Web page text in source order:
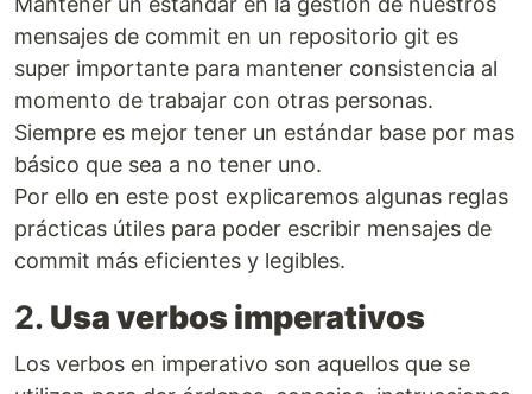
mensajes de commit en un repositorio git es
super importante para mantener consistencia al
momento de trabajar con otras personas.
Siempre es mejor tener un estándar base por mas
básico que sea a no tener uno.
Por ello en este post explicaremos algunas reglas
prácticas útiles para poder escribir mensajes de
commit más eficientes y legibles.
2. Usa verbos imperativos
Los verbos en imperativo son aquellos que se